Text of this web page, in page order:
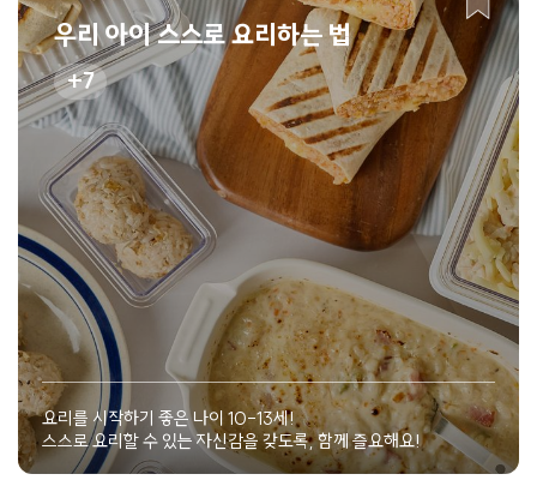
우리 아이 스스로 요리하는 법
7
요리를 시작하기 좋은 나이 10-13세!
스스로 요리할 수 있는 자신감을 갖도록, 함께 즐요해요!